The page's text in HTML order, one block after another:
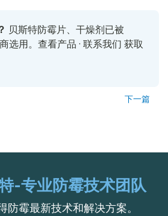
贝斯特防霉片、干燥剂已被
选用。 查看产品 · 联系我们 获取
下一篇
-专业防霉技术团队
防霉最新技术和解决方案。